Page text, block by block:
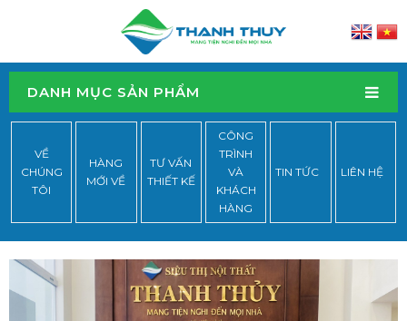
DANH MỤC SẢN PHẨM
VỀ
CHÚNG
TÔI
HÀNG
MỚI VỀ
TƯ VẤN
THIẾT KẾ
CÔNG
TRÌNH
VÀ
KHÁCH
HÀNG
TIN TỨC LIÊN HỆ